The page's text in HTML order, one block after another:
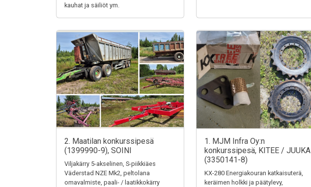
kauhat ja säiliöt ym.
2. Maatilan konkurssipesä
(1399990-9), SOINI
Viljakärry 5-akselinen, S-piikkiäes
Väderstad NZE Mk2, peltolana
omavalmiste, paali- / laatikkokärry
1. MJM Infra Oy:n
konkurssipesä, KITEE / JUUKA
(3350141-8)
KX-280 Energiakouran katkaisuterä,
keräimen holkki ja päätylevy,